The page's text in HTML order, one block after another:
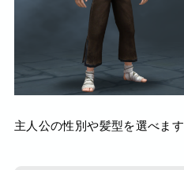
主人公の性別や髪型を選べます